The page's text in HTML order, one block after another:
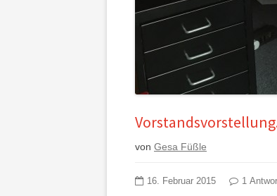
von Gesa Füßle
16. Februar 2015 1